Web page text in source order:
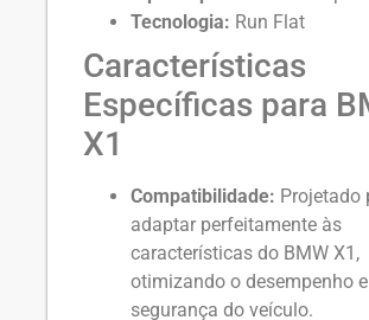
Tecnologia: Run Flat
Características
Específicas para
X1
Compatibilidade: Projetado
adaptar perfeitamente às
características do BMW X1,
otimizando o desempenho
segurança do veículo.